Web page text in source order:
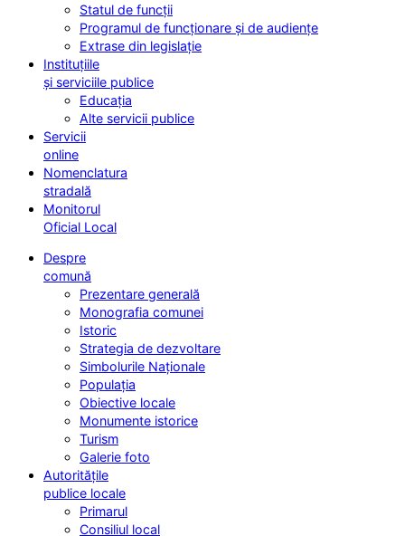
Statul de funcții
Programul de funcționare și de audiențe
Extrase din legislație
Instituțiile
și serviciile publice
Educația
Alte servicii publice
Servicii
online
Nomenclatura
stradală
Monitorul
Oficial Local
Despre
comună
Prezentare generală
Monografia comunei
Istoric
Strategia de dezvoltare
Simbolurile Naționale
Populația
Obiective locale
Monumente istorice
Turism
Galerie foto
Autoritățile
publice locale
Primarul
Consiliul local